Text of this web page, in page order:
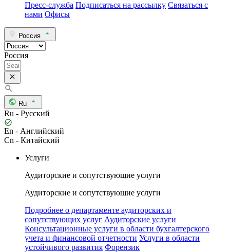
Пресс-служба Подписаться на рассылку Связаться с
нами Офисы
Россия
Россия
Ru
Ru - Русский
En - Английский
Cn - Китайский
Услуги
Аудиторские и сопутствующие услуги
Аудиторские и сопутствующие услуги
Подробнее о департаменте аудиторских и
сопутствующих услуг Аудиторские услуги
Консультационные услуги в области бухгалтерского
учета и финансовой отчетности Услуги в области
устойчивого развития Форензик